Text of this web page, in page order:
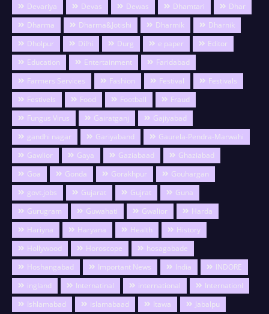
Devariya
Devas Dewas Dhamtari
Dhar
Dharma
Dharma&Jotishi Dharmik
Dharnik
Dholpur
Dilhi Durg e paper
Editor
Education
Entertainment
Faridabad
Farmers Services
Fashion Festival
Festivals
Festivels
Food Football
Fraud
Fungus Virus
Gairatganj
Gajiyabad
gandhi nagar
Gariyaband
Gaurela-Pendra-Marwahi
Gawlior
Gaya Gaziabaad
Ghaziabad
Goa
Gonda Gorakhpur
Gouhargan
govt.jobs
Gujarat Gujrat
Guna
Gurugram
Guwahati Gwalior
Harda
Hariyna
Haryana Health
History
Hollywood
Horoscope
hosagabade
Hoshangabad
Important News India
INDORE
ingland
Internatinal international
Internationl
Ishlamabad
islamabaad Itawa
Jabalpu